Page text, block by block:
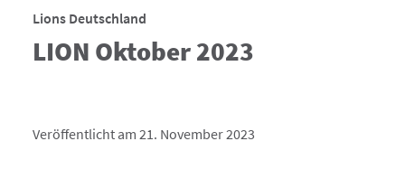
Lions Deutschland
LION Oktober 2023
Veröffentlicht am 21. November 2023